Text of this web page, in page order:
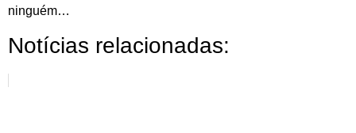
ninguém…
Notícias relacionadas: